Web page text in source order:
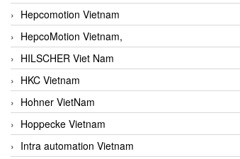
Hepcomotion Vietnam
HepcoMotion Vietnam,
HILSCHER Viet Nam
HKC Vietnam
Hohner VietNam
Hoppecke Vietnam
Intra automation Vietnam